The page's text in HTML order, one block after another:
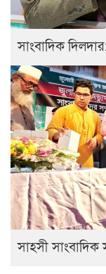
সাংবাদিক
সাহসী সাংবাদিক